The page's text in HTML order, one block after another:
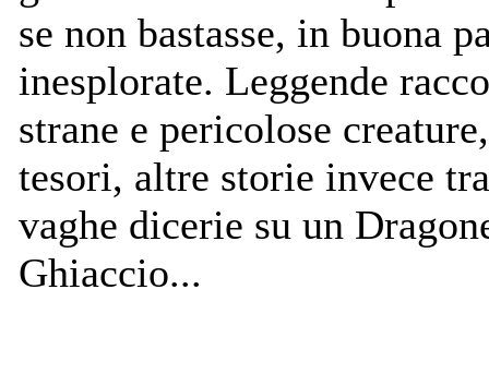
se non bastasse, in buona
inesplorate. Leggende
strane e pericolose
tesori, altre storie invece
vaghe dicerie su un
Ghiaccio...